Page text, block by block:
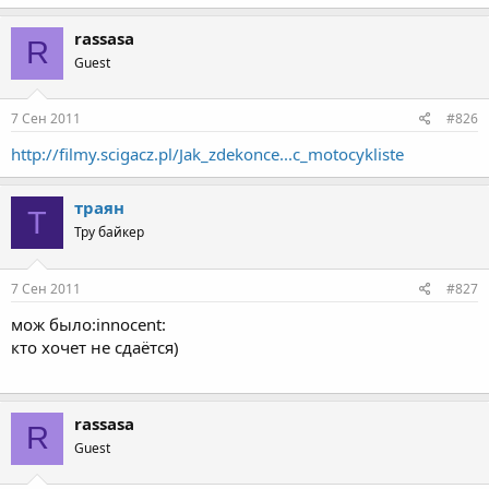
R rassasa
Guest
7 Сен 2011 #826
http://filmy.scigacz.pl/Jak_zdekonce...c_motocykliste
Т траян
Тру байкер
7 Сен 2011 #827
мож было:innocent:
кто хочет не сдаётся)
R rassasa
Guest